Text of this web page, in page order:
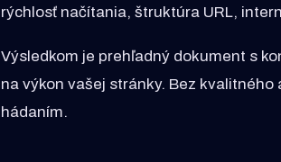
rýchlosť načítania, štruktúra URL,
Výsledkom je prehľadný dokument s
na výkon vašej stránky. Bez
hádaním.